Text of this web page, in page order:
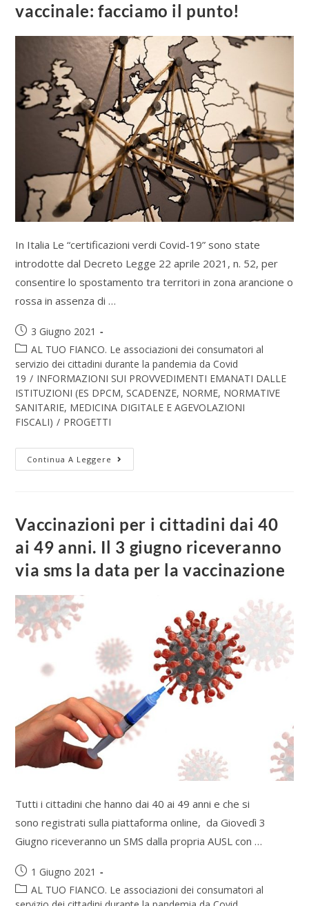
vaccinale: facciamo il punto!
In Italia Le “certificazioni verdi Covid-19” sono state
introdotte dal Decreto Legge 22 aprile 2021, n. 52, per
consentire lo spostamento tra territori in zona arancione o
rossa in assenza di …
3 Giugno 2021
AL TUO FIANCO. Le associazioni dei consumatori al
servizio dei cittadini durante la pandemia da Covid
19 / INFORMAZIONI SUI PROVVEDIMENTI EMANATI DALLE
ISTITUZIONI (ES DPCM, SCADENZE, NORME, NORMATIVE
SANITARIE, MEDICINA DIGITALE E AGEVOLAZIONI
FISCALI) / PROGETTI
Continua A Leggere
Vaccinazioni per i cittadini dai 40
ai 49 anni. Il 3 giugno riceveranno
via sms la data per la vaccinazione
Tutti i cittadini che hanno dai 40 ai 49 anni e che si
sono registrati sulla piattaforma online, da Giovedì 3
Giugno riceveranno un SMS dalla propria AUSL con …
1 Giugno 2021
AL TUO FIANCO. Le associazioni dei consumatori al